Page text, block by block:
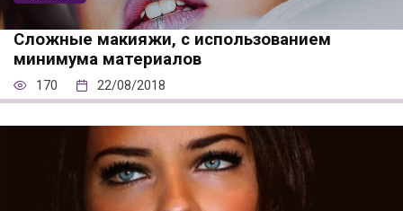
Сложные макияжи, с использованием
минимума материалов
170 22/08/2018